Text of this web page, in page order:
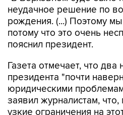
потому что это очень
пояснил президент.
Газета отмечает, что два
юридическими
заявил журналистам,
узкие ограничения на
проверку на